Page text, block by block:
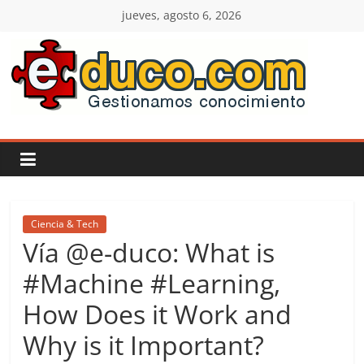
contenido
jueves, agosto 6, 2026
E-
duco:
Gestión
del
Conocimiento
Learn
more.
Do
Ciencia & Tech
Vía @e-duco: What is
#Machine #Learning,
How Does it Work and
Why is it Important?